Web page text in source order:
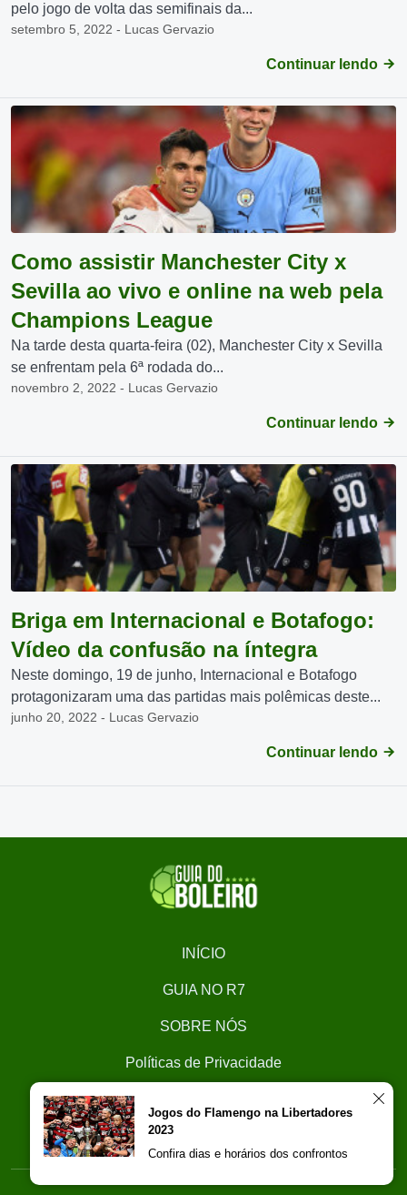
pelo jogo de volta das semifinais da...
setembro 5, 2022 - Lucas Gervazio
Continuar lendo
Como assistir Manchester City x
Sevilla ao vivo e online na web pela
Champions League
Na tarde desta quarta-feira (02), Manchester City x Sevilla
se enfrentam pela 6ª rodada do...
novembro 2, 2022 - Lucas Gervazio
Continuar lendo
Briga em Internacional e Botafogo:
Vídeo da confusão na íntegra
Neste domingo, 19 de junho, Internacional e Botafogo
protagonizaram uma das partidas mais polêmicas deste...
junho 20, 2022 - Lucas Gervazio
Continuar lendo
INÍCIO
GUIA NO R7
SOBRE NÓS
Políticas de Privacidade
Trabalhe Conosco
Jogos do Flamengo na Libertadores
2023
Confira dias e horários dos confrontos